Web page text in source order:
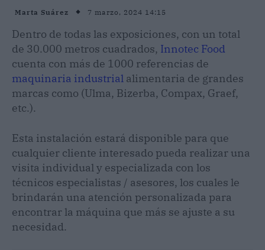
Marta Suárez 7 marzo, 2024 14:15
Dentro de todas las exposiciones, con un total
de 30.000 metros cuadrados, Innotec Food
cuenta con más de 1000 referencias de
maquinaria industrial alimentaria de grandes
marcas como (Ulma, Bizerba, Compax, Graef,
etc.).
Esta instalación estará disponible para que
cualquier cliente interesado pueda realizar una
visita individual y especializada con los
técnicos especialistas / asesores, los cuales le
brindarán una atención personalizada para
encontrar la máquina que más se ajuste a su
necesidad.